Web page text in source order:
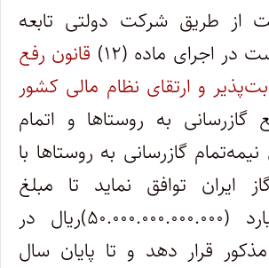
از طریق شرکت دولتی تابعه
در اجرای ماده (۱۲)
قانون رفع
و ارتقای نظام مالی کشور
گازرسانی به روستاها و اتمام
گازرسانی به روستاها با
ایران توافق نماید تا مبلغ
پنجاه‌هزار میلیارد (۵۰.۰۰۰.۰۰۰.۰۰۰.۰۰۰)ریال در
قرار دهد و تا پایان سال